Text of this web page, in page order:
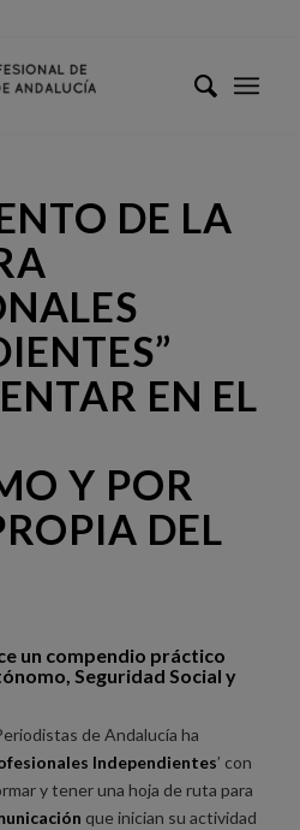
DE LA
EN EL
Y POR
DEL
un compendio práctico
Seguridad Social y
de Andalucía ha
Independientes’ con
y tener una hoja de ruta para
que inician su actividad